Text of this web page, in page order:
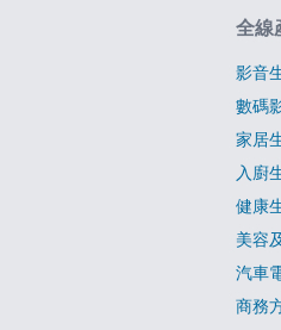
網站
全線
影音
數碼
家居
入廚
健康
美容
汽車
商務